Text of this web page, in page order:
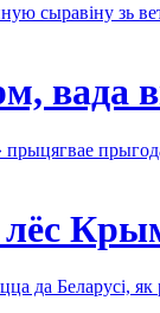
сыравіну зь
вада
лёс
да Беларусі,